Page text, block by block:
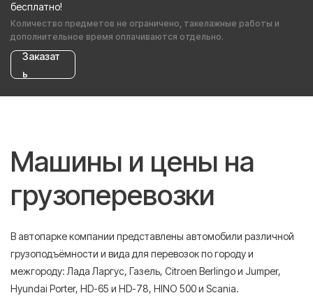
бесплатно!
Количество предметов не ограничено, такелажные работы и
дополнительное время оплачиваются отдельно.
Заказат
ь
Машины и цены на
грузоперевозки
В автопарке компании представлены автомобили различной
грузоподъёмности и вида для перевозок по городу и
межгороду: Лада Ларгус, Газель, Citroen Berlingo и Jumper,
Hyundai Porter, HD-65 и HD-78, HINO 500 и Scania.